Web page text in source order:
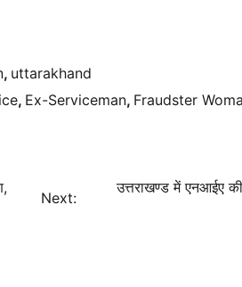
, uttarakhand
, Ex-Serviceman, Fraudster
Next:
उत्तराखण्ड में एनआईए